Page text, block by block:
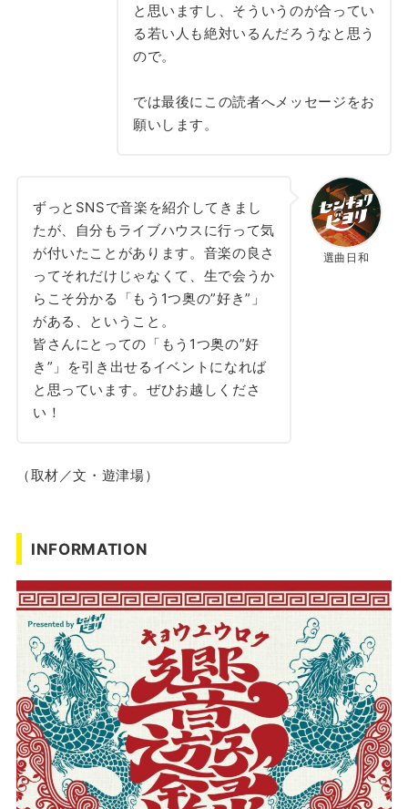
と思いますし、そういうのが合ってい
る若い人も絶対いるんだろうなと思う
ので。
では最後にこの読者へメッセージをお
願いします。
選曲日和
ずっとSNSで音楽を紹介してきまし
たが、自分もライブハウスに行って気
が付いたことがあります。音楽の良さ
ってそれだけじゃなくて、生で会うか
らこそ分かる「もう1つ奥の”好き”」
がある、ということ。
皆さんにとっての「もう1つ奥の”好
き”」を引き出せるイベントになれば
と思っています。ぜひお越しくださ
い！
（取材／文・遊津場）
INFORMATION